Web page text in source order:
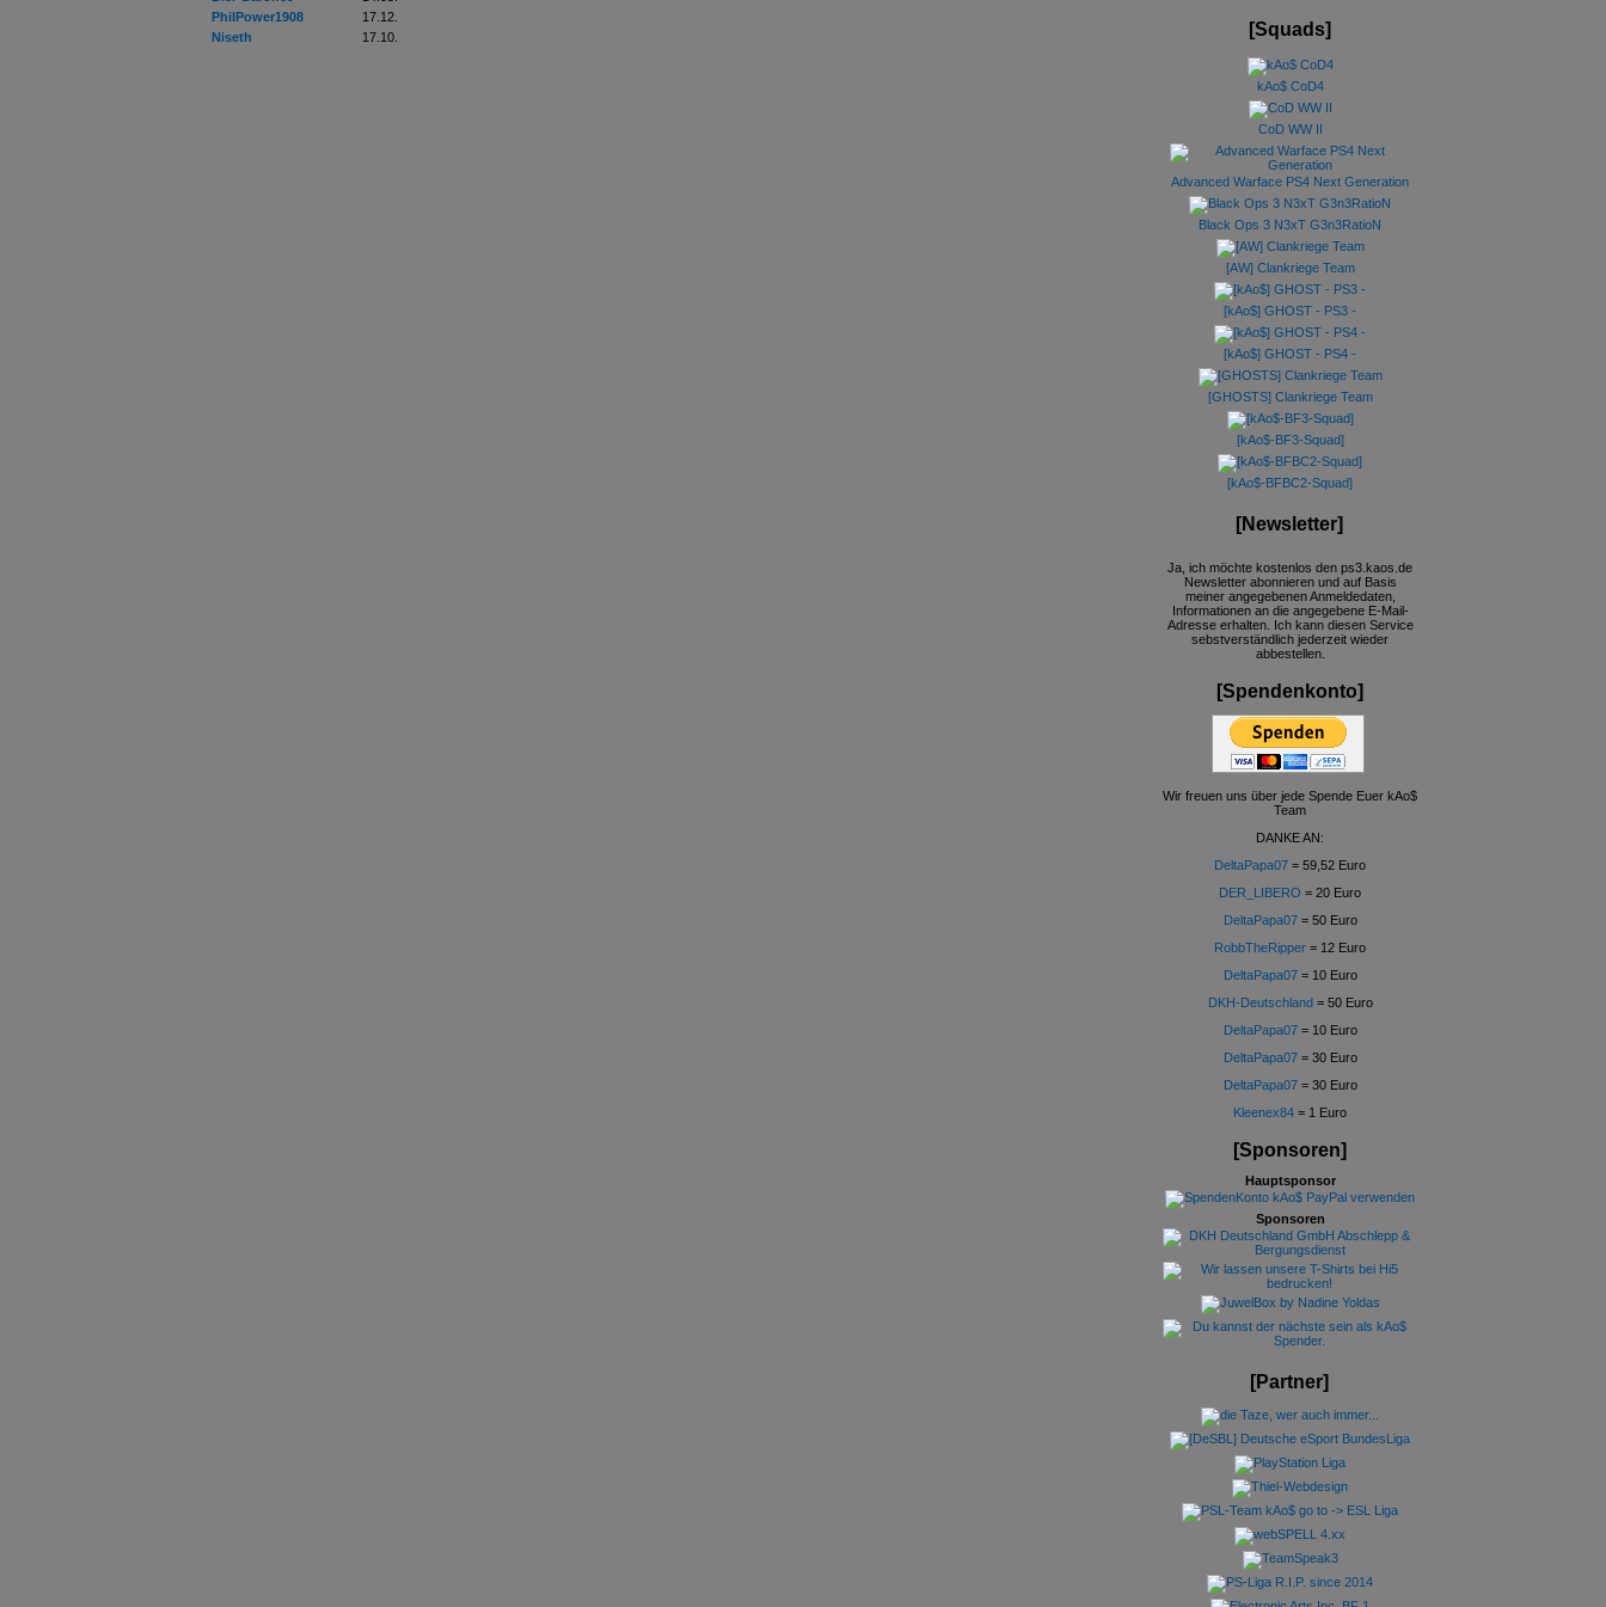
PhilPower1908
17.12.
Niseth
17.10. [Squads]
kAo$ CoD4
CoD WW II
Advanced Warface PS4 Next Generation
Black Ops 3 N3xT G3n3RatioN
[AW] Clankriege Team
[kAo$] GHOST - PS3 -
[kAo$] GHOST - PS4 -
[GHOSTS] Clankriege Team
[kAo$-BF3-Squad]
[kAo$-BFBC2-Squad]
[Newsletter]
Ja, ich möchte kostenlos den ps3.kaos.de
Newsletter abonnieren und auf Basis
meiner angegebenen Anmeldedaten,
Informationen an die angegebene E-Mail-
Adresse erhalten. Ich kann diesen Service
sebstverständlich jederzeit wieder
abbestellen.
[Spendenkonto]
Wir freuen uns über jede Spende Euer kAo$
Team
DANKE AN:
DeltaPapa07 = 59,52 Euro
DER_LIBERO = 20 Euro
DeltaPapa07= 50 Euro
RobbTheRipper = 12 Euro
DeltaPapa07= 10 Euro
DKH-Deutschland = 50 Euro
DeltaPapa07= 10 Euro
DeltaPapa07= 30 Euro
DeltaPapa07= 30 Euro
Kleenex84 = 1 Euro
[Sponsoren]
Hauptsponsor
Sponsoren
[Partner]